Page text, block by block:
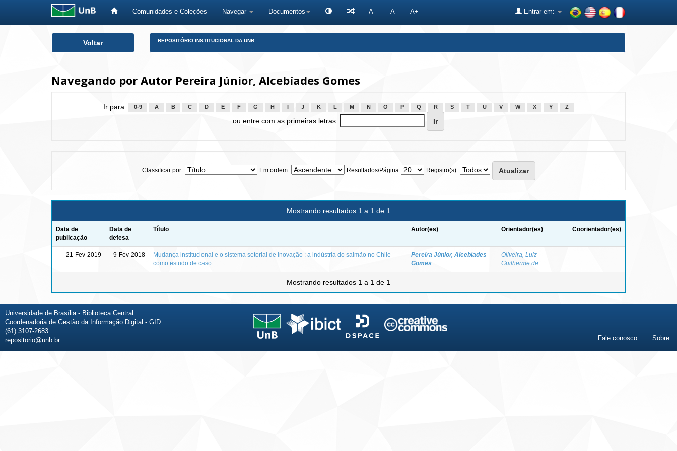
Comunidades e Coleções Navegar Documentos A- A A+ Entrar em:
Voltar REPOSITÓRIO INSTITUCIONAL DA UNB
Navegando por Autor Pereira Júnior, Alcebíades Gomes
Ir para: 0-9 A B C D E F G H J K L M N O P Q R S T U V W X Y Z
ou entre com as primeiras letras:
Classificar por: Em ordem: Resultados/Página Registro(s):
Mostrando resultados 1 a 1 de 1
Data de
publicação
Data de
defesa
Título Autor(es) Orientador(es) Coorientador(es)
21-Fev-2019 9-Fev-2018
Mudança institucional e o sistema setorial de inovação : a indústria do salmão no Chile
como estudo de caso
Pereira Júnior, Alcebíades
Gomes
Oliveira, Luiz
Guilherme de
-
Mostrando resultados 1 a 1 de 1
Universidade de Brasília - Biblioteca Central
Coordenadoria de Gestão da Informação Digital - GID
(61) 3107-2683
repositorio@unb.br
Fale conosco Sobre